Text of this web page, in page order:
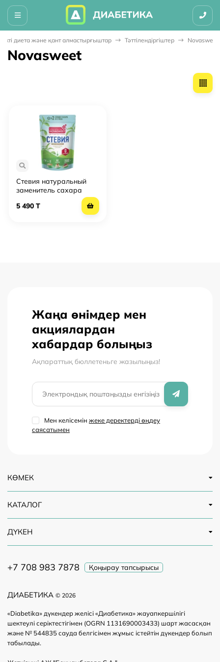
диета және қант алмастырғыштар Тәттілендіргіштер Novasweet
Novasweet
Стевия натуральный
заменитель сахара
5 490 T
Жаңа өнімдер мен
акциялардан
хабардар болыңыз
Ақпараттық бюллетеньге жазылыңыз!
Мен келісемін жеке деректерді өңдеу
саясатымен
ДИАБЕТИКА © 2026
«Diabetika» дүкендер желісі «Диабетика» жауапкершілігі
шектеулі серіктестігімен (OGRN 1131690003433) шарт жасасқан
және № 544835 сауда белгісімен жұмыс істейтін дүкендер болып
табылады.
КӨМЕК
КАТАЛОГ
ДҮКЕН
+7 708 983 7878 Қоңырау тапсырысы